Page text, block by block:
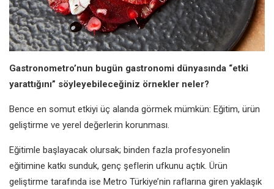
Gastronometro’nun bugün gastronomi dünyasında “etki
yarattığını” söyleyebileceğiniz örnekler neler?
Bence en somut etkiyi üç alanda görmek mümkün: Eğitim, ürün
geliştirme ve yerel değerlerin korunması.
Eğitimle başlayacak olursak; binden fazla profesyonelin
eğitimine katkı sunduk, genç şeflerin ufkunu açtık. Ürün
geliştirme tarafında ise Metro Türkiye’nin raflarına giren yaklaşık